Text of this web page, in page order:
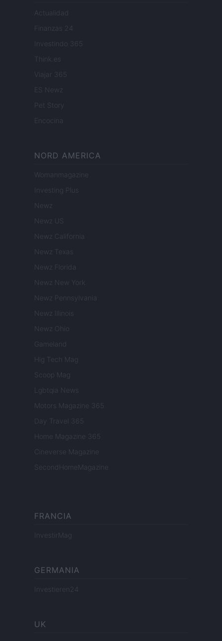
Actualidad
Finanzas 24
Investindo 365
Think.es
Viajar 365
ES Newz
Pet Story
Encocina
NORD AMERICA
Womanmagazine
Investing Plus
Newz
Newz US
Newz California
Newz Texas
Newz Florida
Newz New York
Newz Pennsylvania
Newz Illinois
Newz Ohio
Gameland
Hig Tech Mag
Scoop Mag
Lgbtqia News
Motors Magazine 365
Day Travel 365
Home Magazine 365
Cineverse Magazine
SecondHomeMagazine
FRANCIA
InvestirMag
GERMANIA
Investieren24
UK